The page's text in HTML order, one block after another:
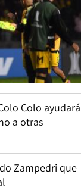
Colo ayudará
a otras
Zampedri que